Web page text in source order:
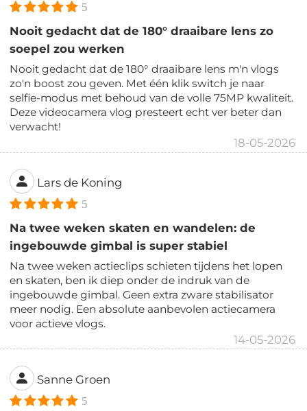
5
Nooit gedacht dat de 180° draaibare lens zo
soepel zou werken
Nooit gedacht dat de 180° draaibare lens m'n vlogs
zo'n boost zou geven. Met één klik switch je naar
selfie-modus met behoud van de volle 75MP kwaliteit.
Deze videocamera vlog presteert echt ver beter dan
verwacht!
18-05-2026
Lars de Koning
5
Na twee weken skaten en wandelen: de
ingebouwde gimbal is super stabiel
Na twee weken actieclips schieten tijdens het lopen
en skaten, ben ik diep onder de indruk van de
ingebouwde gimbal. Geen extra zware stabilisator
meer nodig. Een absolute aanbevolen actiecamera
voor actieve vlogs.
14-05-2026
Sanne Groen
5